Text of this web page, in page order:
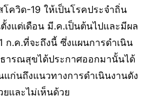
โควิด-19 ให้เป็นโรคประจำถิ่น
แต่เดือน มี.ค.เป็นต้นไปและมีผล
ก.ค.ที่จะถึงนี้ ซึ่งแผนการดำเนิน
ารณสุขได้ประกาศออกมานั้นได้
ก่นถึงแนวทางการดำเนินงานดัง
และไม่เห็นด้วย